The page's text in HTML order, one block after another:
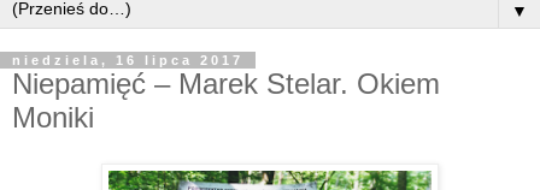
▼
niedziela, 16 lipca 2017
Niepamięć – Marek Stelar. Okiem
Moniki